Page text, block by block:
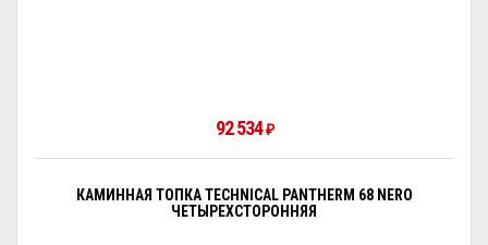
92 534₽
КАМИННАЯ ТОПКА TECHNICAL PANTHERM 68 NERO
ЧЕТЫРЕХСТОРОННЯЯ